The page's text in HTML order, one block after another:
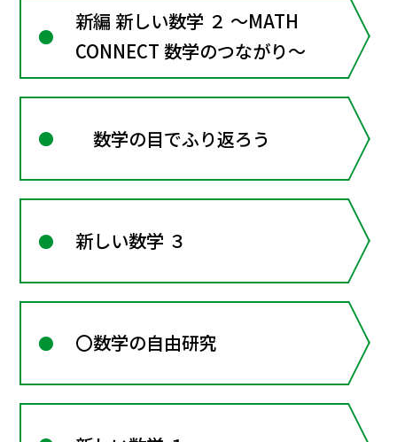
新編 新しい数学 ２ ～MATH
CONNECT 数学のつながり～
数学の目でふり返ろう
新しい数学 ３
〇数学の自由研究